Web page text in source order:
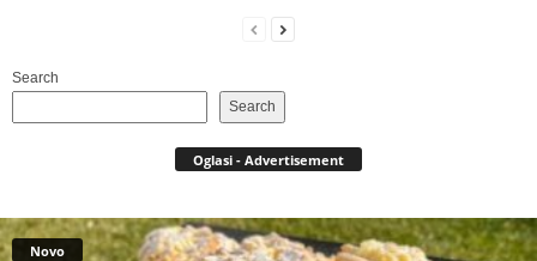
Search
Search
Oglasi - Advertisement
Novo